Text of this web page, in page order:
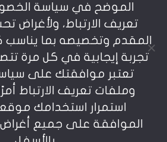
عن بالعربي
يمنع نسخ أو إعادة استخدام
موقعنا تحت طائلة المسؤولية، إن
نشر أو إجتزاء بدون اذن خطي مسبق
الموضح في سياسة
تعريف الارتباط، ولأغراض
المقدم وتخصيصه بما يناسب
تجربة إيجابية في كل مرة
تعتبر موافقتك على
وملفات تعريف الارتباط
استمرار استخدامك
الموافقة على جميع أغراض